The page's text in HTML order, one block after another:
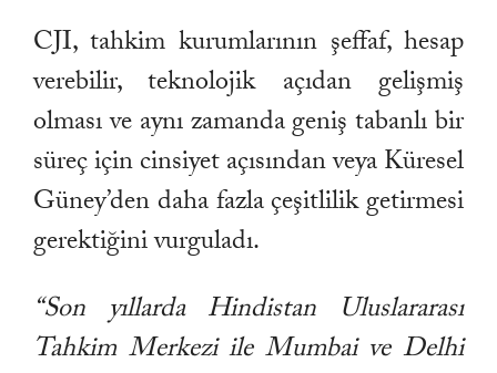
CJI, tahkim kurumlarının şeffaf, hesap
verebilir, teknolojik açıdan gelişmiş
olması ve aynı zamanda geniş tabanlı bir
süreç için cinsiyet açısından veya Küresel
Güney’den daha fazla çeşitlilik getirmesi
gerektiğini vurguladı.
“Son yıllarda Hindistan Uluslararası
Tahkim Merkezi ile Mumbai ve Delhi